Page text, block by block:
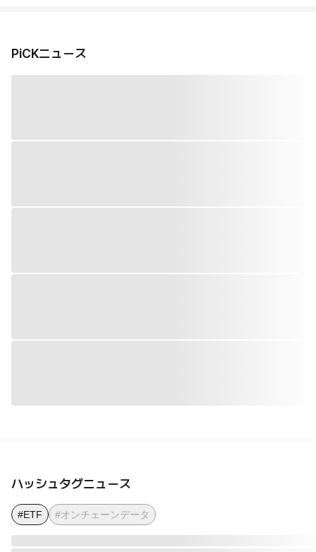
PiCKニュース
ハッシュタグニュース
#ETF #オンチェーンデータ